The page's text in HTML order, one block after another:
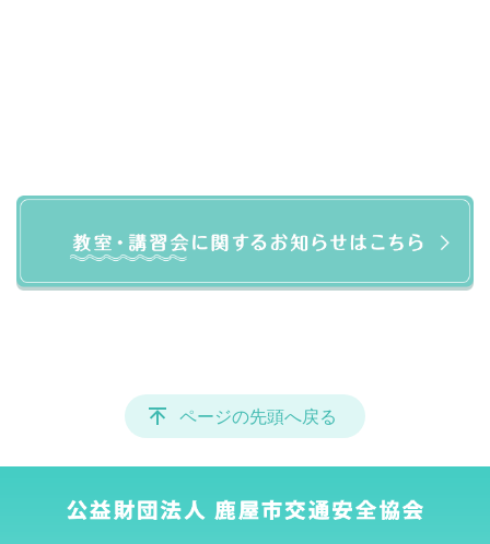
ページの先頭へ戻る